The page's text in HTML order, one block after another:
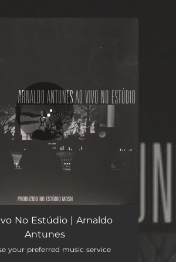
03:01
No Estúdio | Arnaldo
Antunes
your preferred music service